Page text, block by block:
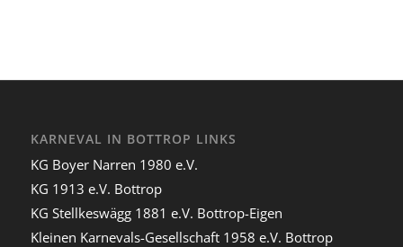
KARNEVAL IN BOTTROP LINKS
KG Boyer Narren 1980 e.V.
KG 1913 e.V. Bottrop
KG Stellkeswägg 1881 e.V. Bottrop-Eigen
Kleinen Karnevals-Gesellschaft 1958 e.V. Bottrop